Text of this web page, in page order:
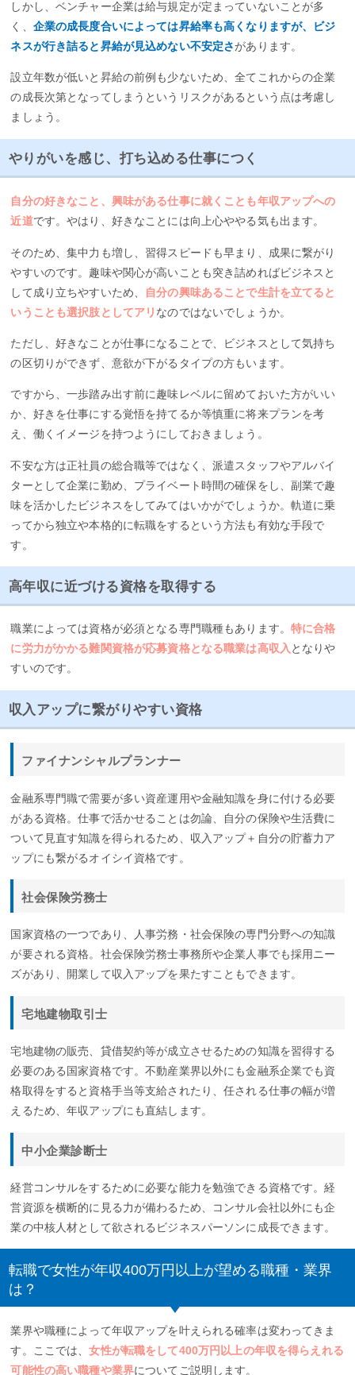
しかし、ベンチャー企業は給与規定が定まっていないことが多
く、 企業の成長度合いによっては昇給率も高くなりますが、ビジ
ネスが行き詰ると昇給が見込めない不安定さがあります。
設立年数が低いと昇給の前例も少ないため、全てこれからの企業
の成長次第となってしまうというリスクがあるという点は考慮し
ましょう。
やりがいを感じ、打ち込める仕事につく
自分の好きなこと、興味がある仕事に就くことも年収アップへの
近道です。やはり、好きなことには向上心ややる気も出ます。
そのため、集中力も増し、習得スピードも早まり、成果に繋がり
やすいのです。趣味や関心が高いことも突き詰めればビジネスと
して成り立ちやすいため、
自分の興味あることで生計を立てると
いうことも選択肢としてアリ なのではないでしょうか。
ただし、好きなことが仕事になることで、ビジネスとして気持ち
の区切りができず、意欲が下がるタイプの方もいます。
ですから、一歩踏み出す前に趣味レベルに留めておいた方がいい
か、好きを仕事にする覚悟を持てるか等慎重に将来プランを考
え、働くイメージを持つようにしておきましょう。
不安な方は正社員の総合職等ではなく、派遣スタッフやアルバイ
ターとして企業に勤め、プライベート時間の確保をし、副業で趣
味を活かしたビジネスをしてみてはいかがでしょうか。軌道に乗
ってから独立や本格的に転職をするという方法も有効な手段で
す。
高年収に近づける資格を取得する
職業によっては資格が必須となる専門職種もあります。特に合格
に労力がかかる難関資格が応募資格となる職業は高収入となりや
すいのです。
収入アップに繋がりやすい資格
ファイナンシャルプランナー
金融系専門職で需要が多い資産運用や金融知識を身に付ける必要
がある資格。仕事で活かせることは勿論、自分の保険や生活費に
ついて見直す知識を得られるため、収入アップ＋自分の貯蓄力ア
ップにも繋がるオイシイ資格です。
社会保険労務士
国家資格の一つであり、人事労務・社会保険の専門分野への知識
が要される資格。社会保険労務士事務所や企業人事でも採用ニー
ズがあり、開業して収入アップを果たすこともできます。
宅地建物取引士
宅地建物の販売、貸借契約等が成立させるための知識を習得する
必要のある国家資格です。不動産業界以外にも金融系企業でも資
格取得をすると資格手当等支給されたり、任される仕事の幅が増
えるため、年収アップにも直結します。
中小企業診断士
経営コンサルをするために必要な能力を勉強できる資格です。経
営資源を横断的に見る力が備わるため、コンサル会社以外にも企
業の中核人材として欲されるビジネスパーソンに成長できます。
転職で女性が年収400万円以上が望める職種・業界
は？
業界や職種によって年収アップを叶えられる確率は変わってきま
す。ここでは、女性が転職をして400万円以上の年収を得らえれる
可能性の高い職種や業界についてご説明します。